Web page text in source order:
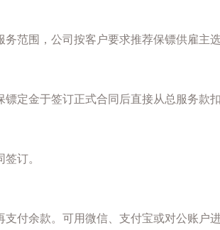
范围，公司按客户要求推荐保镖供雇主选
定金于签订正式合同后直接从总服务款扣
订。
付余款。可用微信、支付宝或对公账户进